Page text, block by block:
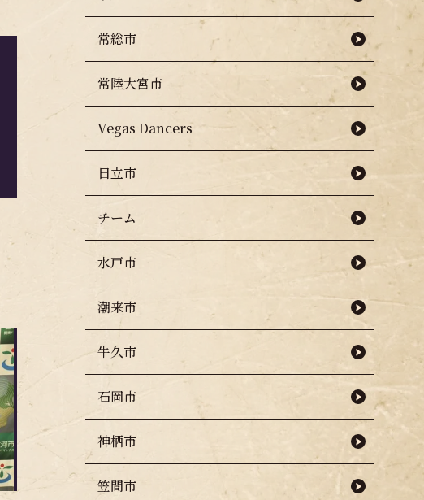
常総市
常陸大宮市
Vegas Dancers
日立市
チーム
水戸市
潮来市
牛久市
石岡市
神栖市
笠間市